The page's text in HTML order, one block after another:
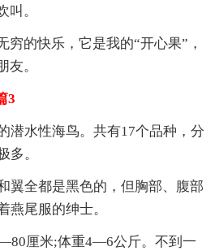
。
穷的快乐，它是我的“开心果”，
友。
3
潜水性海鸟。共有17个品种，分
多。
翼全都是黑色的，但胸部、腹部
燕尾服的绅士。
厘米;体重4—6公斤。不到一